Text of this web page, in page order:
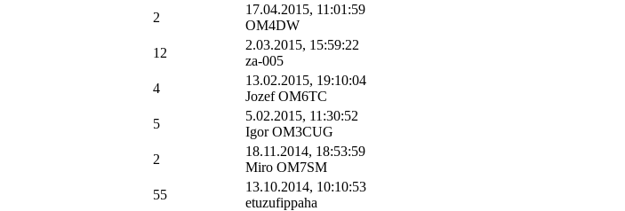
2
17.04.2015, 11:01:59
OM4DW
12
2.03.2015, 15:59:22
za-005
4
13.02.2015, 19:10:04
Jozef OM6TC
5
5.02.2015, 11:30:52
Igor OM3CUG
2
18.11.2014, 18:53:59
Miro OM7SM
55
13.10.2014, 10:10:53
etuzufippaha